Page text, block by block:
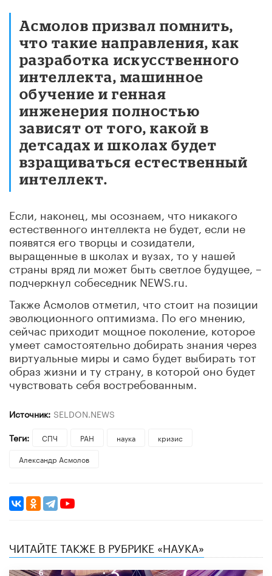
Асмолов призвал помнить,
что такие направления, как
разработка искусственного
интеллекта, машинное
обучение и генная
инженерия полностью
зависят от того, какой в
детсадах и школах будет
взращиваться естественный
интеллект.
Если, наконец, мы осознаем, что никакого
естественного интеллекта не будет, если не
появятся его творцы и созидатели,
выращенные в школах и вузах, то у нашей
страны вряд ли может быть светлое будущее, –
подчеркнул собеседник NEWS.ru.
Также Асмолов отметил, что стоит на позиции
эволюционного оптимизма. По его мнению,
сейчас приходит мощное поколение, которое
умеет самостоятельно добирать знания через
виртуальные миры и само будет выбирать тот
образ жизни и ту страну, в которой оно будет
чувствовать себя востребованным.
Источник: SELDON.NEWS
Теги:
СПЧ РАН наука
кризис
Александр Асмолов
ЧИТАЙТЕ ТАКЖЕ В РУБРИКЕ «НАУКА»